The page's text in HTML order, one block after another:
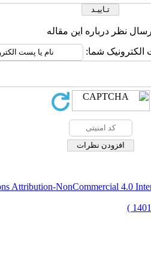
ارسال نظر درباره این مقاله
الکترونیک شما:
Attribution-NonCommercial 4.0